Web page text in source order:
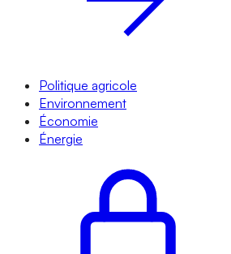
Politique agricole
Environnement
Économie
Énergie